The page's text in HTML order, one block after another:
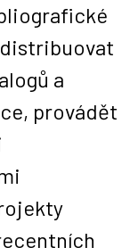
a
provádět